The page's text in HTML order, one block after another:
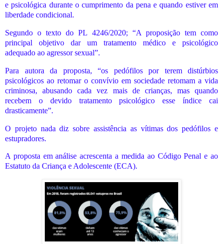
e psicológica durante o cumprimento da pena e quando estiver em
liberdade condicional.
Segundo o texto do PL 4246/2020; “A proposição tem como
principal objetivo dar um tratamento médico e psicológico
adequado ao agressor sexual”.
Para autora da proposta, “os pedófilos por terem distúrbios
psicológicos ao retomar o convívio em sociedade retomam a vida
criminosa, abusando cada vez mais de crianças, mas quando
recebem o devido tratamento psicológico esse índice cai
drasticamente”.
O projeto nada diz sobre assistência as vítimas dos pedófilos e
estupradores.
A proposta em análise acrescenta a medida ao Código Penal e ao
Estatuto da Criança e Adolescente (ECA).